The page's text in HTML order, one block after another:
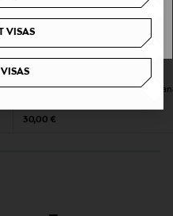
VISAS
KUPONA PRIEKŠROCĪBA
SERAX
Green Fish Jar With Lid S
Original Price
30,00 €